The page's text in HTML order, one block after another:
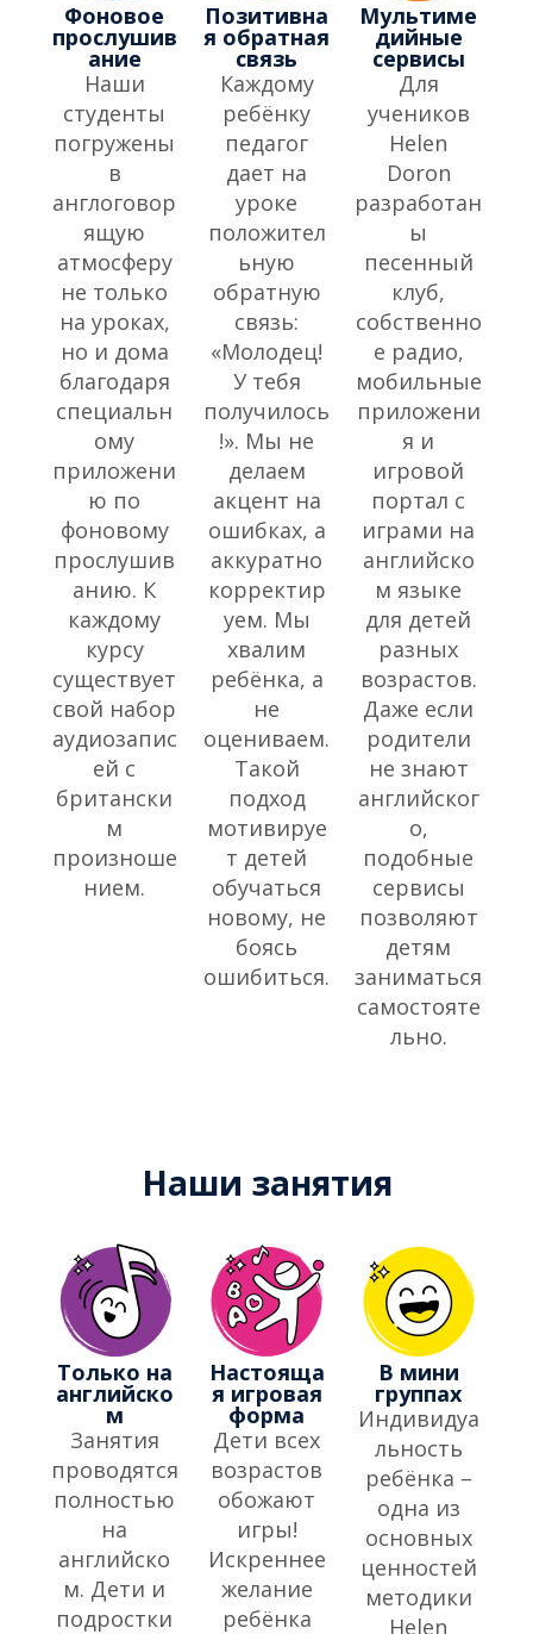
Фоновое
прослушив
ание
Наши
студенты
погружены
в
англоговор
ящую
атмосферу
не только
на уроках,
но и дома
благодаря
специальн
ому
приложени
ю по
фоновому
прослушив
анию. К
каждому
курсу
существует
свой набор
аудиозапис
ей с
британски
м
произноше
нием.
Позитивна
я обратная
связь
Каждому
ребёнку
педагог
дает на
уроке
положител
ьную
обратную
связь:
«Молодец!
У тебя
получилось
!». Мы не
делаем
акцент на
ошибках, а
аккуратно
корректир
уем. Мы
хвалим
ребёнка, а
не
оцениваем.
Такой
подход
мотивируе
т детей
обучаться
новому, не
боясь
ошибиться.
Мультиме
дийные
сервисы
Для
учеников
Helen
Doron
разработан
ы
песенный
клуб,
собственно
е радио,
мобильные
приложени
я и
игровой
портал с
играми на
английско
м языке
для детей
разных
возрастов.
Даже если
родители
не знают
английског
о,
подобные
сервисы
позволяют
детям
заниматься
самостояте
льно.
Наши занятия
Только на
английско
м
Занятия
проводятся
полностью
на
английско
м. Дети и
подростки
Настояща
я игровая
форма
Дети всех
возрастов
обожают
игры!
Искреннее
желание
ребёнка
В мини
группах
Индивидуа
льность
ребёнка –
одна из
основных
ценностей
методики
Helen